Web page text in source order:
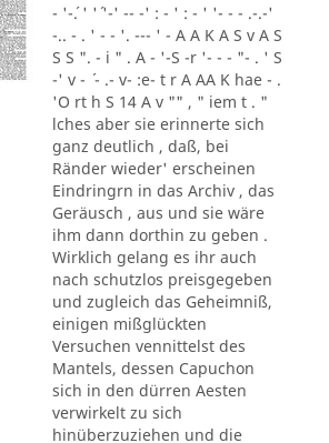
- '-´. ' '´ '-' -- -' : - ' : - ' '- - - .-.-'
-.. - . ' - - '. --- ' - A A K A S v A S
S S ". - i " . A - '-S -r '- - - "- . ' S
-' v - ´ - .- v- :e- t r A AA K hae - .
'O rt h S 14 A v "" , " iem t . "
lches aber sie erinnerte sich
ganz deutlich , daß, bei
Ränder wieder' erscheinen
Eindringrn in das Archiv , das
Geräusch , aus und sie wäre
ihm dann dorthin zu geben .
Wirklich gelang es ihr auch
nach schutzlos preisgegeben
und zugleich das Geheimniß,
einigen mißglückten
Versuchen vennittelst des
Mantels, dessen Capuchon
sich in den dürren Aesten
verwirkelt zu sich
hinüberzuziehen und die